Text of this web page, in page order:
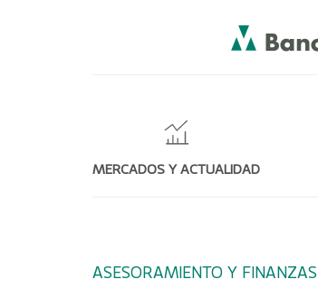
MERCADOS Y ACTUALIDAD
ASESORAMIENTO Y FINANZAS